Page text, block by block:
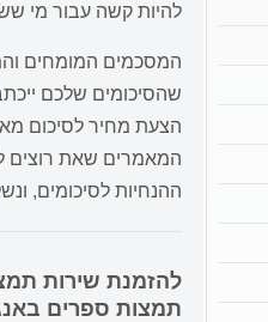
להיות קשה עבור מי
המסכמים המומחים
שהסיכומים שלכם
הצעת מחיר לסיכום
המאמרים שאת רוצים
ההנחיות לסיכומים,
להזמנת שירות
תמצות ספרים